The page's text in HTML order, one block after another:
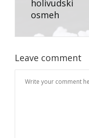
holivudski
osmeh
Leave comment